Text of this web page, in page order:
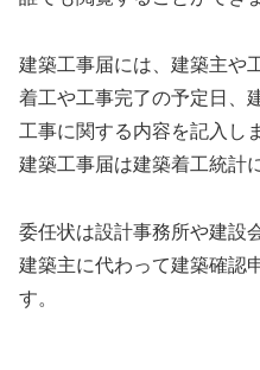
建築工事届には、建築主や
着工や工事完了の予定日、
工事に関する内容を記入し
建築工事届は建築着工統計
委任状は設計事務所や建設
建築主に代わって建築確認
す。